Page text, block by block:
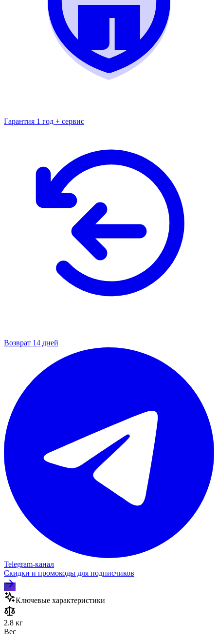
Гарантия 1 год + сервис
Возврат 14 дней
Telegram‑канал
Скидки и промокоды для подписчиков
Ключевые характеристики
2.8 кг
Вес